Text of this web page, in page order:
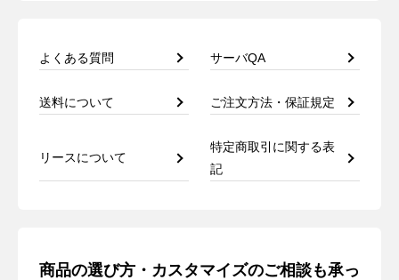
よくある質問 サーバQA
送料について ご注文方法・保証規定
リースについて
特定商取引に関する表
記
商品の選び方・カスタマイズのご相談も承っ